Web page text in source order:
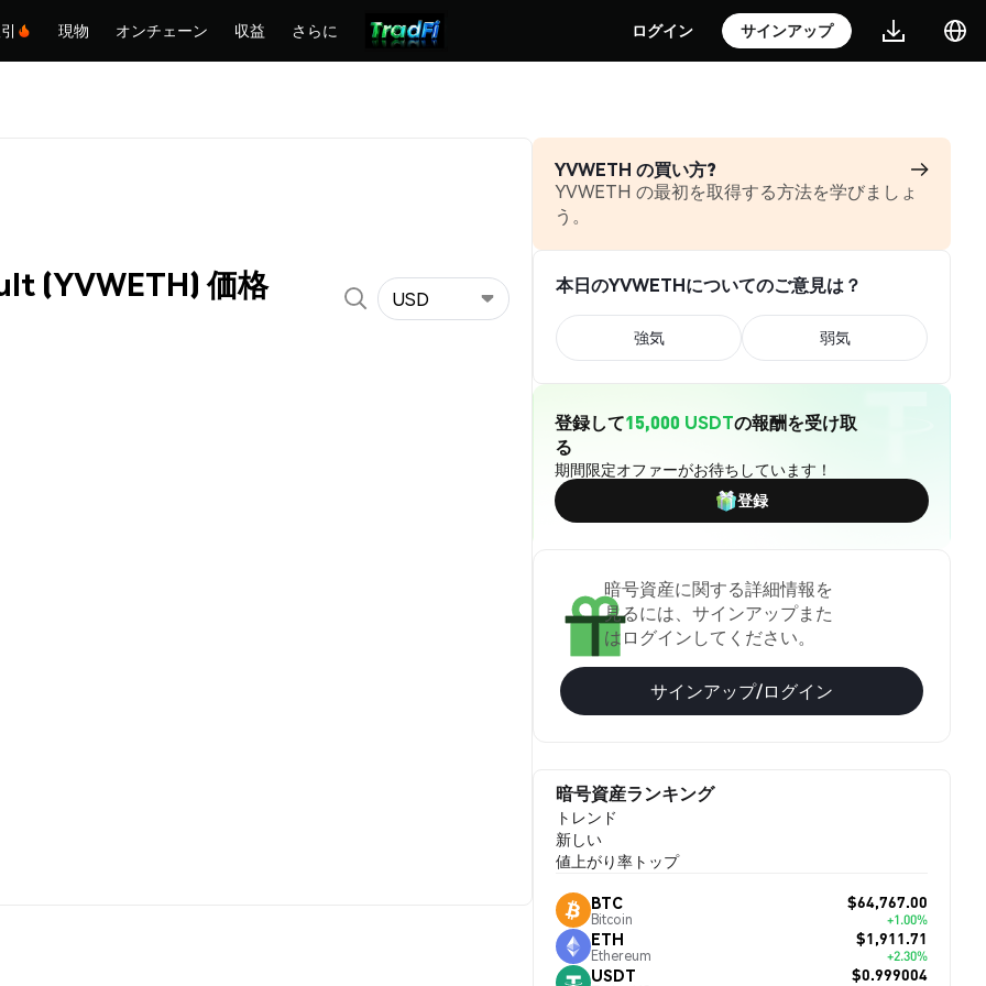
現物 オンチェーン 収益 さらに ログイン サインアップ
(YVWETH) 価格 USD
YVWETH の買い方?
YVWETH の最初を取得する方法を学びましょ
う。
本日のYVWETHについてのご意見は？
強気 弱気
登録して15,000 USDTの報酬を受け取
る
期間限定オファーがお待ちしています！
登録
暗号資産に関する詳細情報を
見るには、サインアップまた
はログインしてください。
サインアップ/ログイン
暗号資産ランキング
トレンド
新しい
値上がり率トップ
BTC
Bitcoin
$64,767.00
+1.00%
ETH
Ethereum
$1,911.71
+2.30%
USDT $0.999004